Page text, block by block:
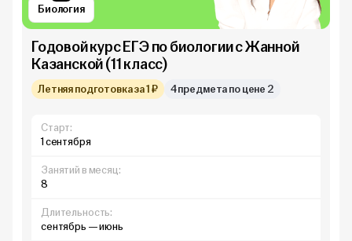
Биология
Годовой курс ЕГЭ по биологии с Жанной
Казанской (11 класс)
Летняя подготовка за 1 ₽ 4 предмета по цене 2
Старт:
1 сентября
Занятий в месяц:
8
Длительность:
сентябрь — июнь